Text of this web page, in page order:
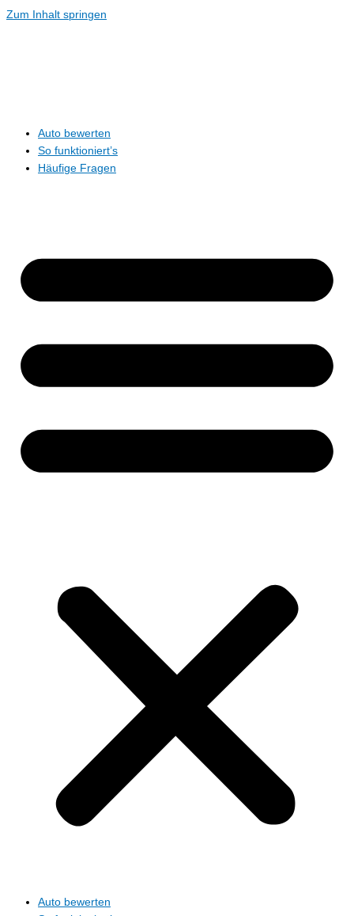
Zum Inhalt springen
Auto bewerten
So funktioniert’s
Häufige Fragen
Auto bewerten